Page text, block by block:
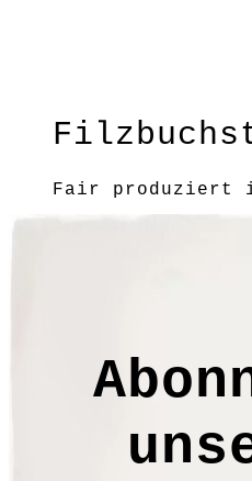
Fair produziert
Handwerkskunst
Material: 100%
Pflege: mit
abtupfen